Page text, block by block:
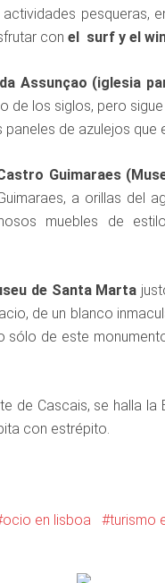
pesqueras,
con el surf y el
Assunçao (iglesia
de los siglos, pero
de azulejos que
Guimaraes
a orillas del
muebles de
de Santa Marta
de un blanco
sólo de este
de Cascais, se halla
con estrépito.
ocio en lisboa turismo